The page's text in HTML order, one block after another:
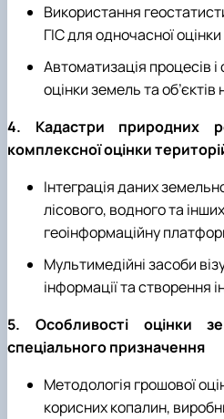
Використання
ГІС для одночасної оцінки
Автоматизація процесів
оцінки земель та об’єктів
4. Кадастри природних
комплексної оцінки
Інтеграція даних
лісового, водного та
геоінформаційну
Мультимедійні засоби
інформації та створення
5. Особливості оцінки
спеціального призначення
Методологія грошової
корисних копалин,